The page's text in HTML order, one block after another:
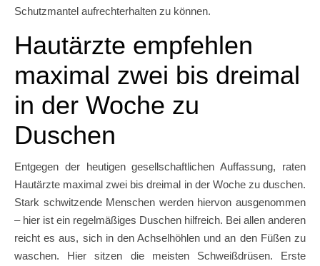
Schutzmantel aufrechterhalten zu können.
Hautärzte empfehlen
maximal zwei bis dreimal
in der Woche zu
Duschen
Entgegen der heutigen gesellschaftlichen Auffassung, raten
Hautärzte maximal zwei bis dreimal in der Woche zu duschen.
Stark schwitzende Menschen werden hiervon ausgenommen
– hier ist ein regelmäßiges Duschen hilfreich. Bei allen anderen
reicht es aus, sich in den Achselhöhlen und an den Füßen zu
waschen. Hier sitzen die meisten Schweißdrüsen. Erste